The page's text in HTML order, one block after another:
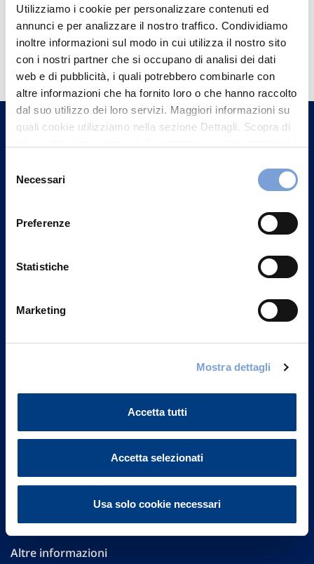
Utilizziamo i cookie per personalizzare contenuti ed
annunci e per analizzare il nostro traffico. Condividiamo
inoltre informazioni sul modo in cui utilizza il nostro sito
con i nostri partner che si occupano di analisi dei dati
web e di pubblicità, i quali potrebbero combinarle con
altre informazioni che ha fornito loro o che hanno raccolto
dal suo utilizzo dei loro servizi. Maggiori informazioni su
quali cookie utilizziamo nella sezione Dettagli. Scopra di
può trovare nel footer del sito nella sezione "Informativa
delNecessari
Preferenze
Statistiche
Marketing
Mostra dettagli
Accetta tutti
Accetta selezionati
Usa solo cookie necessari
Hai bisogno di
informazioni?
Trova l'Agenzia più vicina a te e parla con
un nostro Agente.
Contattaci
Governance
Investor Relations
Altre informazioni